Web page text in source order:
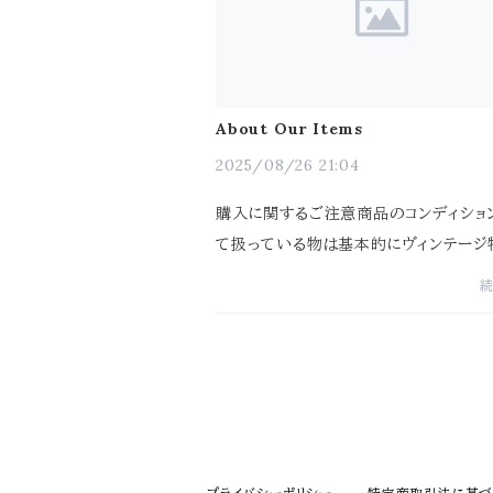
About Our Items
2025/08/26 21:04
購入に関するご注意商品のコンディショ
て扱っている物は基本的にヴィンテージ
り、年代相応の使用感や傷がある可能